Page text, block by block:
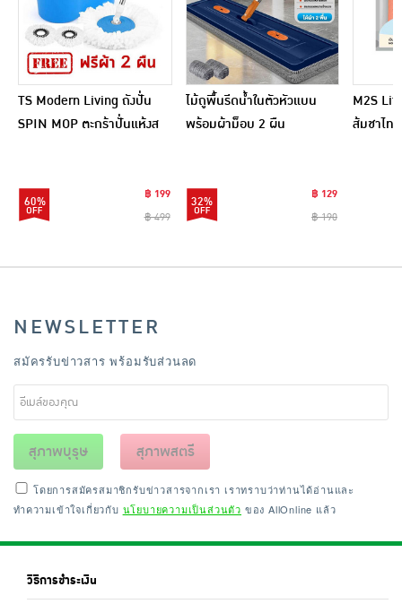
TS Modern Living ถังปั่น
SPIN MOP ตะกร้าปั่นแห้งส
60%
฿ 199
฿ 499
ไม้ถูพื้นรีดน้ำในตัวหัวแบน
พร้อมผ้าม็อบ 2 ผืน
32%
฿ 129
฿ 190
M2S
ส้มชาไท
NEWSLETTER
สมัครรับข่าวสาร พร้อมรับส่วนลด
สุภาพบุรุษ สุภาพสตรี
โดยการสมัครสมาชิกรับข่าวสารจากเรา เราทราบว่าท่านได้อ่านและ
ทำความเข้าใจเกี่ยวกับ นโยบายความเป็นส่วนตัว ของ AllOnline แล้ว
วิธีการชำระเงิน